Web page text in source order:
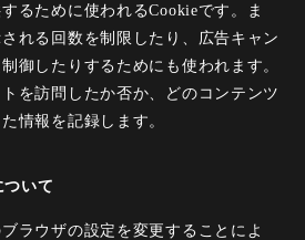
るために使われるCookieです。ま
れる回数を制限したり、広告キャン
御したりするためにも使われます。
を訪問したか否か、どのコンテンツ
情報を記録します。
いて
ラウザの設定を変更することによ